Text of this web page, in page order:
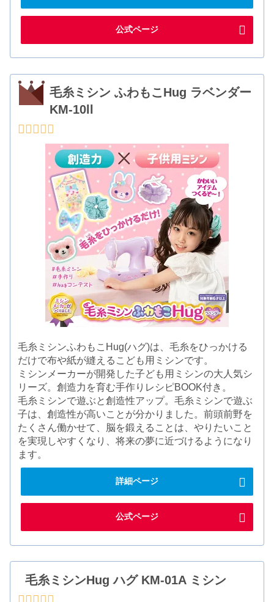
公式ページ
毛糸ミシン ふわもこHug ラベンダー
KM-10ll
毛糸ミシンふわもこHug(ハグ)は、毛糸をひっかける
だけで布や紙が縫えるこども用ミシンです。
ミシンメーカーが開発した子ども用ミシンの大人気シ
リーズ。創造力を育む手作りレシピBOOK付き。
毛糸ミシンで遊ぶと創造性アップ。毛糸ミシンで遊ぶ
子は、創造性が高いことが分かりました。前頭前野を
たくさん働かせて、脳を鍛えることは、やりたいこと
を実現しやすくなり、将来の夢に近づけるようになり
ます。
詳細ページ
公式ページ
毛糸ミシンHug ハグ KM-01A ミシン